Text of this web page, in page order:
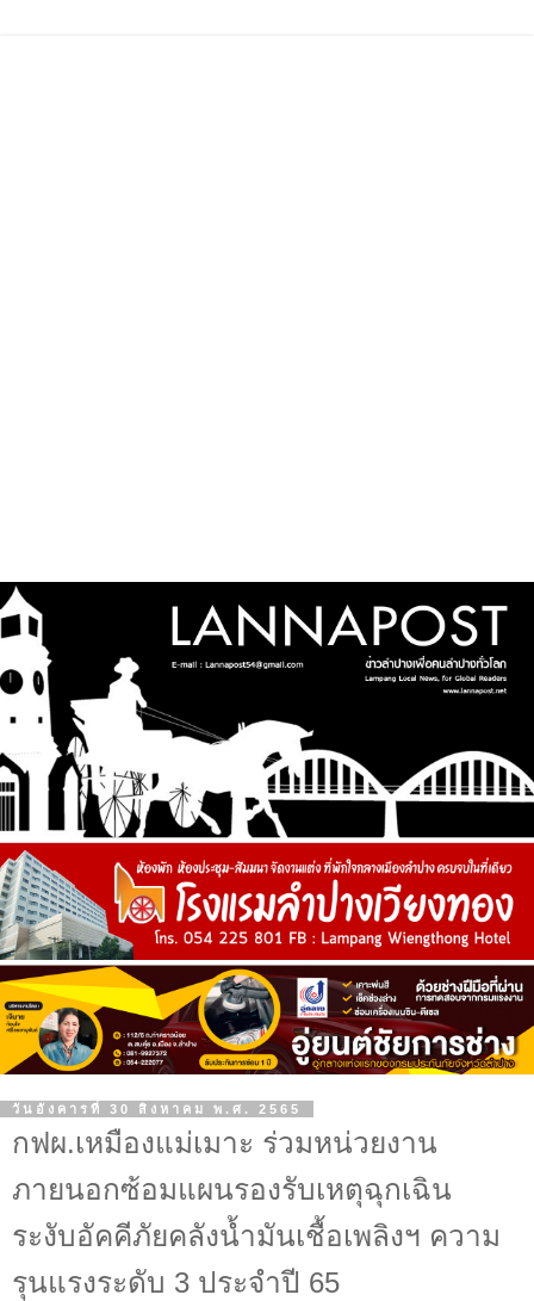
วันอังคารที่ 30 สิงหาคม พ.ศ. 2565
กฟผ.เหมืองแม่เมาะ ร่วมหน่วยงาน
ภายนอกซ้อมแผนรองรับเหตุฉุกเฉิน
ระงับอัคคีภัยคลังน้ำมันเชื้อเพลิงฯ ความ
รุนแรงระดับ 3 ประจำปี 65